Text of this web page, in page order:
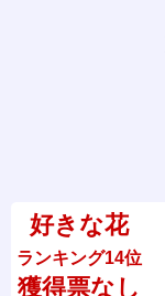
好きな花
ランキング14位
獲得票なし